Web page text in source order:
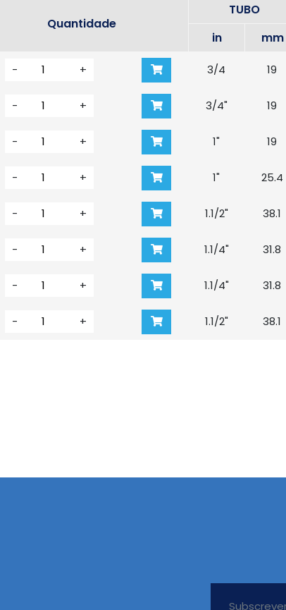
Quantidade
TUBO
in
mm
- + 3/4 19
- + 3/4" 19
- + 1" 19
- + 1" 25.4
- + 1.1/2" 38.1
- + 1.1/4" 31.8
- + 1.1/4" 31.8
- + 1.1/2" 38.1